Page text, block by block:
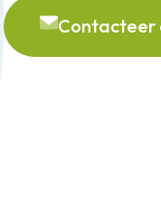
Contacteer